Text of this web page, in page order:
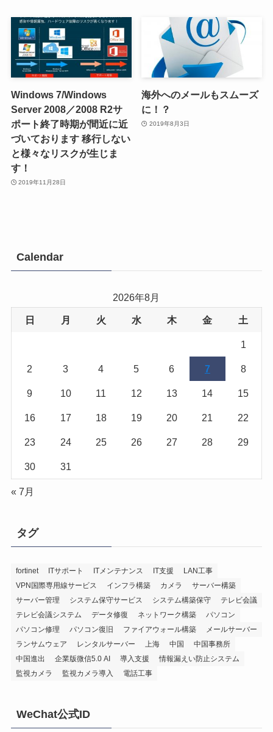
Windows 7/Windows
Server 2008／2008 R2サ
ポート終了時期が間近に近
づいております 移行しない
と様々なリスクが生じま
す！
2019年11月28日
海外へのメールもスムーズ
に！？
2019年8月3日
Calendar
2026年8月
日 月 火 水 木 金 土
1
2 3 4 5 6 7 8
9 10 11 12 13 14 15
16 17 18 19 20 21 22
23 24 25 26 27 28 29
30 31
« 7月
タグ
fortinet ITサポート ITメンテナンス IT支援
LAN工事
VPN国際専用線サービス
インフラ構築 カメラ
サーバー構築
サーバー管理
システム保守サービス システム構築保守
テレビ会議
テレビ会議システム
データ修復 ネットワーク構築
パソコン
パソコン修理
パソコン復旧 ファイアウォール構築
メールサーバー
ランサムウェア
レンタルサーバー 上海 中国
中国事務所
中国進出
企業版微信5.0 AI 導入支援
情報漏えい防止システム
監視カメラ
監視カメラ導入 電話工事
WeChat公式ID